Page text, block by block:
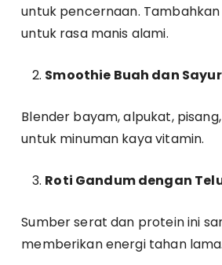
untuk pencernaan.
untuk rasa manis alami.
Smoothie Buah dan
Blender bayam, alpukat,
untuk minuman kaya vitamin.
Roti Gandum dengan
Sumber serat dan protein ini
memberikan energi tahan lama.